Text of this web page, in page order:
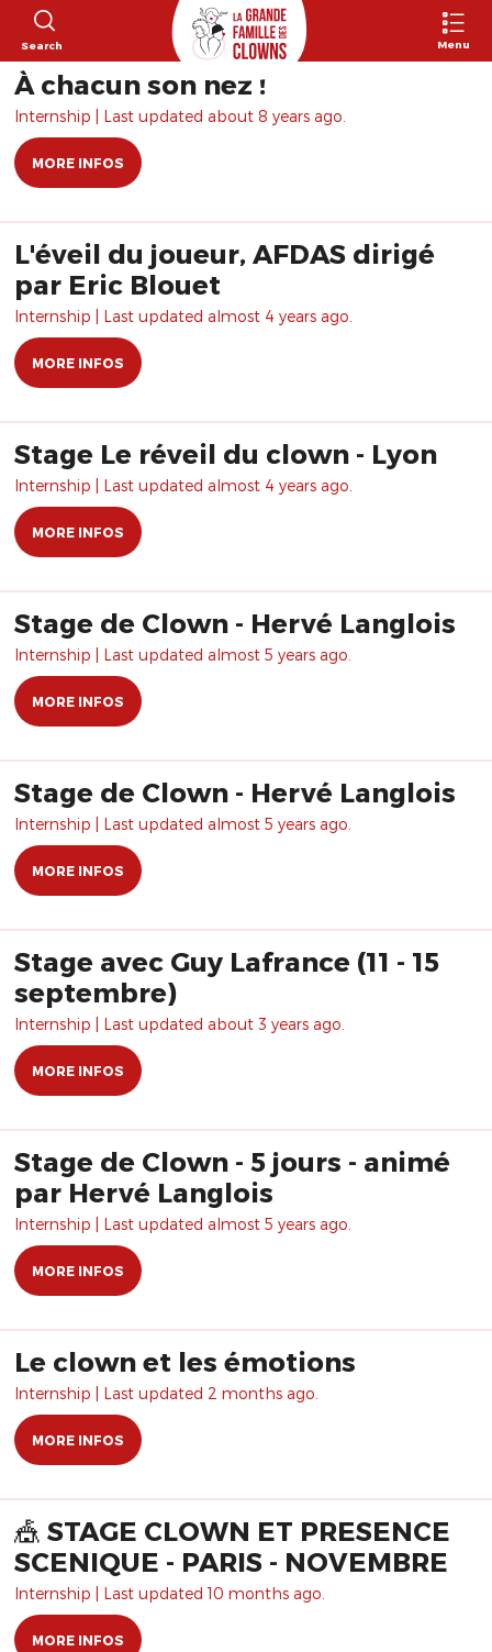
Search Menu
À chacun son nez !
Internship | Last updated about 8 years ago.
MORE INFOS
L'éveil du joueur, AFDAS dirigé
par Eric Blouet
Internship | Last updated almost 4 years ago.
MORE INFOS
Stage Le réveil du clown - Lyon
Internship | Last updated almost 4 years ago.
MORE INFOS
Stage de Clown - Hervé Langlois
Internship | Last updated almost 5 years ago.
MORE INFOS
Stage de Clown - Hervé Langlois
Internship | Last updated almost 5 years ago.
MORE INFOS
Stage avec Guy Lafrance (11 - 15
septembre)
Internship | Last updated about 3 years ago.
MORE INFOS
Stage de Clown - 5 jours - animé
par Hervé Langlois
Internship | Last updated almost 5 years ago.
MORE INFOS
Le clown et les émotions
Internship | Last updated 2 months ago.
MORE INFOS
🎪 STAGE CLOWN ET PRESENCE
SCENIQUE - PARIS - NOVEMBRE
Internship | Last updated 10 months ago.
MORE INFOS